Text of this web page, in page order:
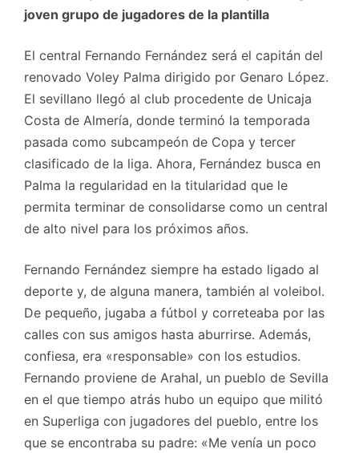
joven grupo de jugadores de la plantilla
El central Fernando Fernández será el capitán del
renovado Voley Palma dirigido por Genaro López.
El sevillano llegó al club procedente de Unicaja
Costa de Almería, donde terminó la temporada
pasada como subcampeón de Copa y tercer
clasificado de la liga. Ahora, Fernández busca en
Palma la regularidad en la titularidad que le
permita terminar de consolidarse como un central
de alto nivel para los próximos años.
Fernando Fernández siempre ha estado ligado al
deporte y, de alguna manera, también al voleibol.
De pequeño, jugaba a fútbol y correteaba por las
calles con sus amigos hasta aburrirse. Además,
confiesa, era «responsable» con los estudios.
Fernando proviene de Arahal, un pueblo de Sevilla
en el que tiempo atrás hubo un equipo que militó
en Superliga con jugadores del pueblo, entre los
que se encontraba su padre: «Me venía un poco